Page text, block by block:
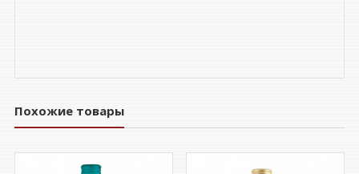
Похожие товары